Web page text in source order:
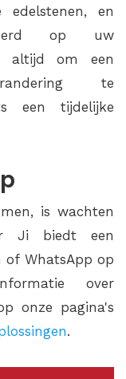
edelstenen, en
op uw
altijd om een
te
een tijdelijke
is wachten
Ji biedt een
WhatsApp op
over
onze pagina's
.